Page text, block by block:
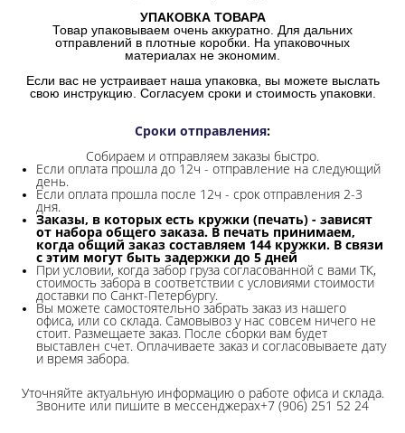
УПАКОВКА ТОВАРА
Товар упаковываем очень аккуратно. Для дальних
отправлений в плотные коробки. На упаковочных
материалах не экономим.
Если вас не устраивает наша упаковка, вы можете выслать
свою инструкцию. Согласуем сроки и стоимость упаковки.
Сроки отправления:
Собираем и отправляем заказы быстро.
Если оплата прошла до 12ч - отправление на следующий
день.
Если оплата прошла после 12ч - срок отправления 2-3
дня.
Заказы, в которых есть кружки (печать) - зависят
от набора общего заказа. В печать принимаем,
когда общий заказ составляем 144 кружки. В связи
с этим могут быть задержки до 5 дней
При условии, когда забор груза согласованной с вами ТК,
стоимость забора в соответствии с условиями стоимости
доставки по Санкт-Петербургу.
Вы можете самостоятельно забрать заказ из нашего
офиса, или со склада. Самовывоз у нас совсем ничего не
стоит. Размещаете заказ. После сборки вам будет
выставлен счет. Оплачиваете заказ и согласовываете дату
и время забора.
Уточняйте актуальную информацию о работе офиса и склада.
Звоните или пишите в мессенджерах+7 (906) 251 52 24